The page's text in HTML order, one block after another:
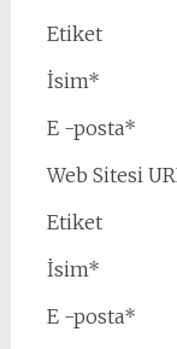
Etiket
İsim*
E -posta*
Web Sitesi
Etiket
İsim*
E -posta*